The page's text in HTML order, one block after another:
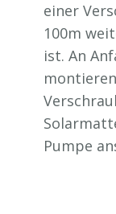
einer
100m
ist. An
Pumpe